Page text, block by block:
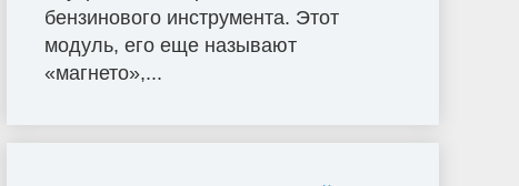
бензинового инструмента. Этот
модуль, его еще называют
«магнето»,...